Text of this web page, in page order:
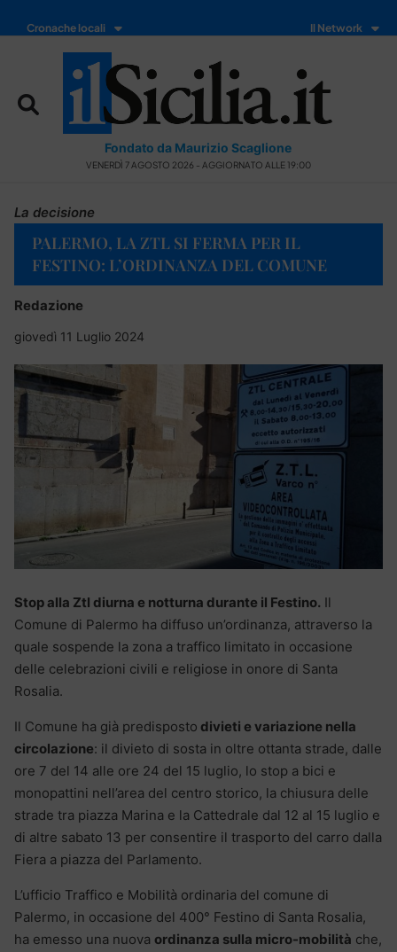
Cronache locali Il Network
Fondato da Maurizio Scaglione
VENERDÌ 7 AGOSTO 2026 - AGGIORNATO ALLE 19:00
La decisione
PALERMO, LA ZTL SI FERMA PER IL
FESTINO: L’ORDINANZA DEL COMUNE
Redazione
giovedì 11 Luglio 2024
Stop alla Ztl diurna e notturna durante il Festino. Il
Comune di Palermo ha diffuso un’ordinanza, attraverso la
quale sospende la zona a traffico limitato in occasione
delle celebrazioni civili e religiose in onore di Santa
Rosalia.
Il Comune ha già predisposto divieti e variazione nella
circolazione: il divieto di sosta in oltre ottanta strade, dalle
ore 7 del 14 alle ore 24 del 15 luglio, lo stop a bici e
monopattini nell’area del centro storico, la chiusura delle
strade tra piazza Marina e la Cattedrale dal 12 al 15 luglio e
di altre sabato 13 per consentire il trasporto del carro dalla
Fiera a piazza del Parlamento.
L’ufficio Traffico e Mobilità ordinaria del comune di
Palermo, in occasione del 400° Festino di Santa Rosalia,
ha emesso una nuova ordinanza sulla micro-mobilità che,